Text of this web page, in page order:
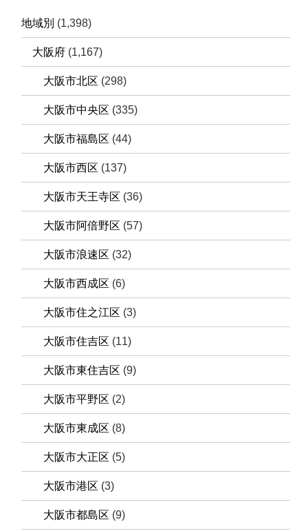
地域別 (1,398)
大阪府 (1,167)
大阪市北区 (298)
大阪市中央区 (335)
大阪市福島区 (44)
大阪市西区 (137)
大阪市天王寺区 (36)
大阪市阿倍野区 (57)
大阪市浪速区 (32)
大阪市西成区 (6)
大阪市住之江区 (3)
大阪市住吉区 (11)
大阪市東住吉区 (9)
大阪市平野区 (2)
大阪市東成区 (8)
大阪市大正区 (5)
大阪市港区 (3)
大阪市都島区 (9)